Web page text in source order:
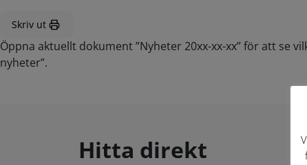
Skriv ut
Öppna aktuellt dokument ”Nyheter 20xx-xx-xx” för att se
nyheter”.
Hitta direkt